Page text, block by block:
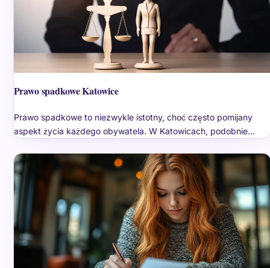
Prawo spadkowe Katowice
Prawo spadkowe to niezwykle istotny, choć często pomijany
aspekt życia każdego obywatela. W Katowicach, podobnie…